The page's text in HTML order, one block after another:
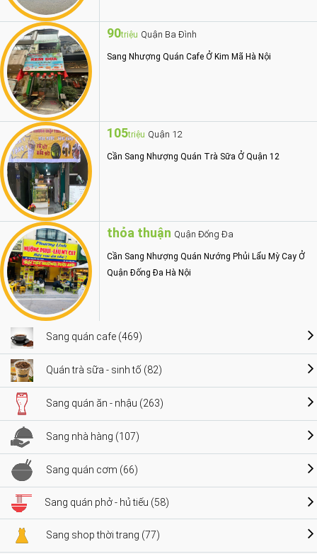
90triệu Quận Ba Đình
Sang Nhượng Quán Cafe Ở Kim Mã Hà Nội
105triệu Quận 12
Cần Sang Nhượng Quán Trà Sữa Ở Quận 12
thỏa thuận Quận Đống Đa
Cần Sang Nhượng Quán Nướng Phủi Lẩu Mỳ Cay Ở
Quận Đống Đa Hà Nội
Sang quán cafe (469)
Quán trà sữa - sinh tố (82)
Sang quán ăn - nhậu (263)
Sang nhà hàng (107)
Sang quán cơm (66)
Sang quán phở - hủ tiếu (58)
Sang shop thời trang (77)